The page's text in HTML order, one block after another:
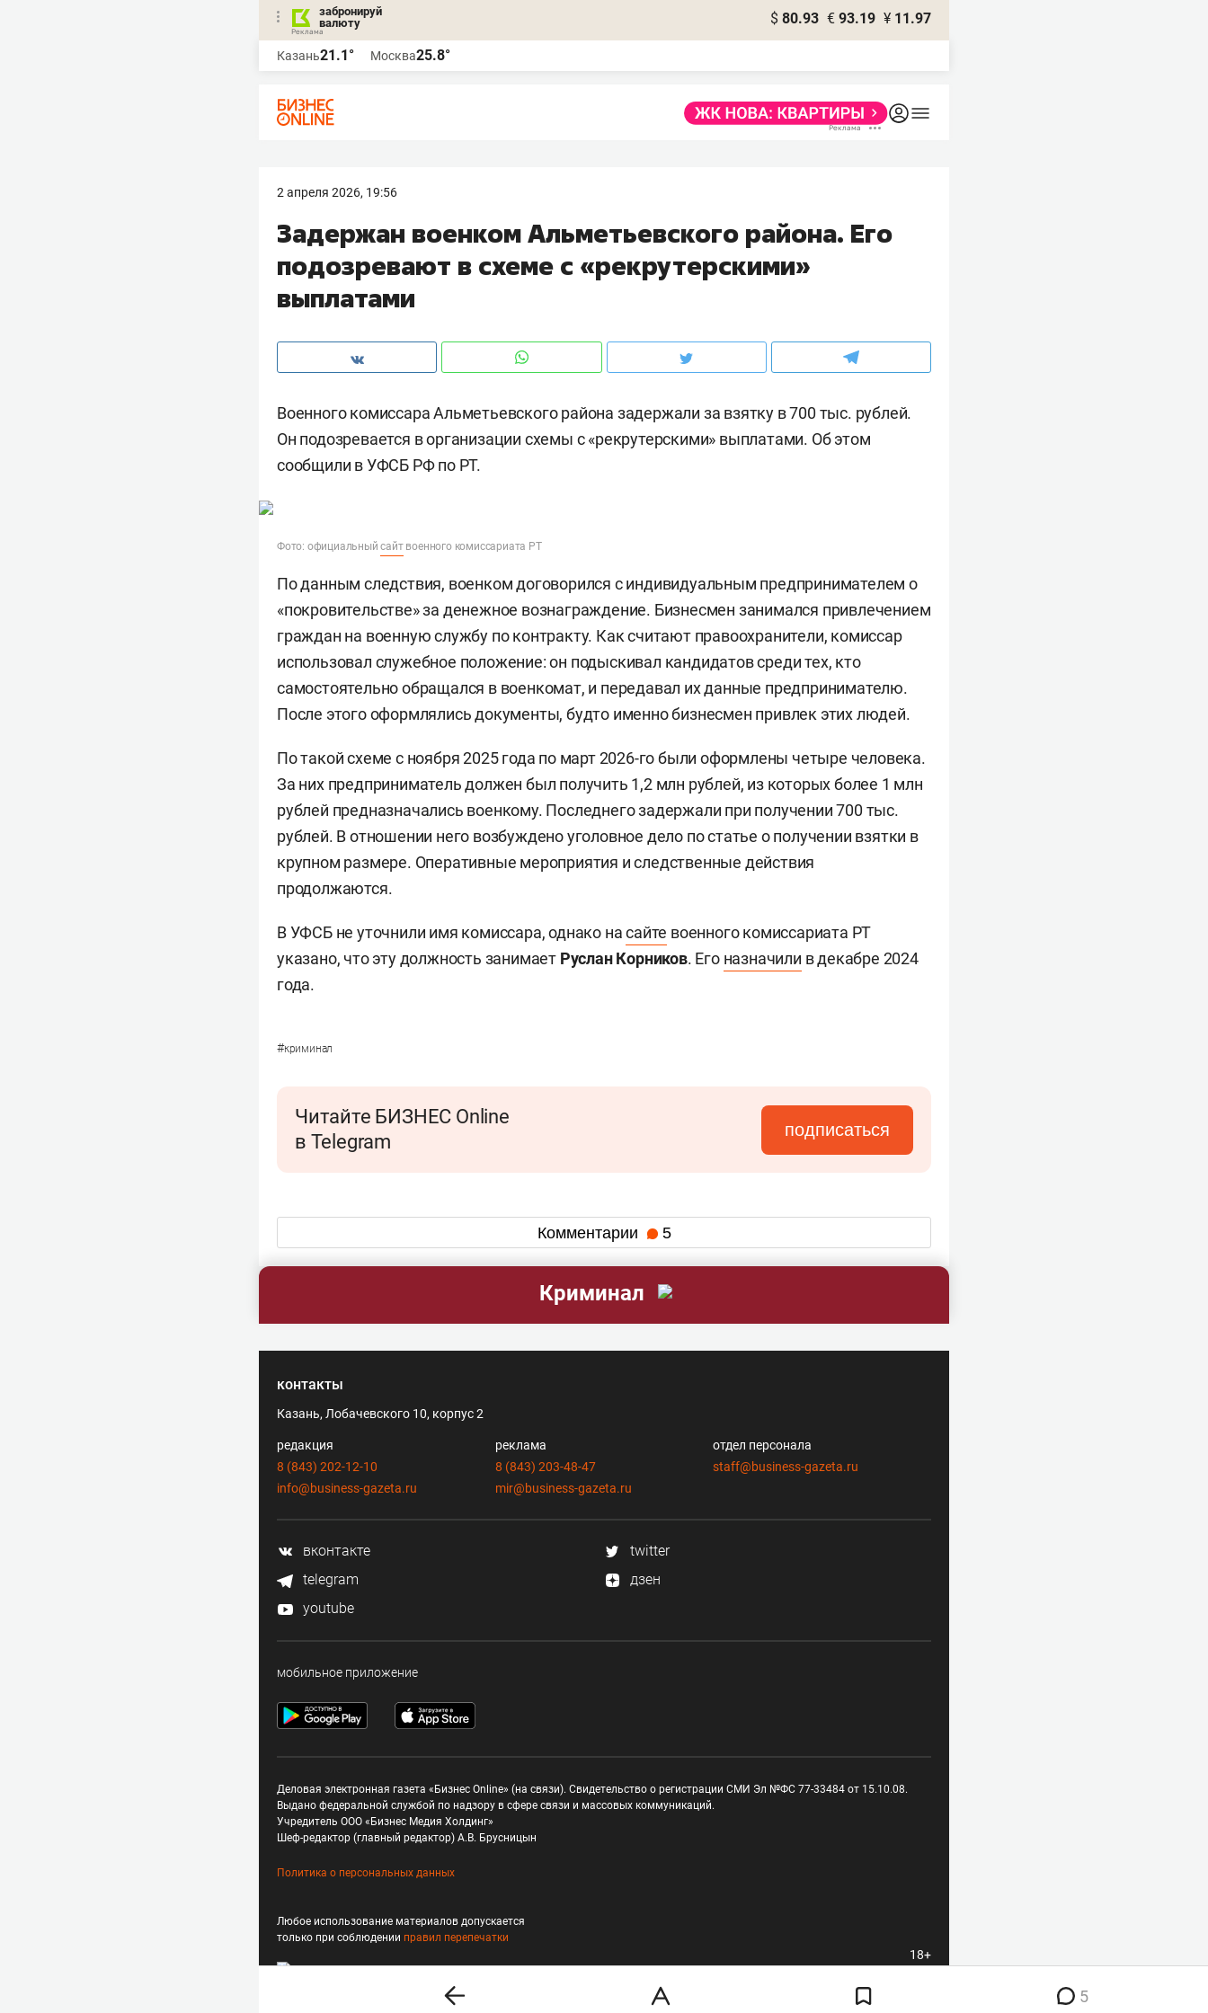
забронируй
валюту
$ 80.93 € 93.19 ¥ 11.97
Казань21.1° Москва25.8°
2 апреля 2026, 19:56
Задержан военком Альметьевского района. Его
подозревают в схеме с «рекрутерскими»
выплатами
Военного комиссара Альметьевского района задержали за взятку в 700 тыс. рублей.
Он подозревается в организации схемы с «рекрутерскими» выплатами. Об этом
сообщили в УФСБ РФ по РТ.
Фото: официальныйсайтвоенного комиссариата РТ
По данным следствия, военком договорился с индивидуальным предпринимателем о
«покровительстве» за денежное вознаграждение. Бизнесмен занимался привлечением
граждан на военную службу по контракту. Как считают правоохранители, комиссар
использовал служебное положение: он подыскивал кандидатов среди тех, кто
самостоятельно обращался в военкомат, и передавал их данные предпринимателю.
После этого оформлялись документы, будто именно бизнесмен привлек этих людей.
По такой схеме с ноября 2025 года по март 2026-го были оформлены четыре человека.
За них предприниматель должен был получить 1,2 млн рублей, из которых более 1 млн
рублей предназначались военкому. Последнего задержали при получении 700 тыс.
рублей. В отношении него возбуждено уголовное дело по статье о получении взятки в
крупном размере. Оперативные мероприятия и следственные действия
продолжаются.
В УФСБ не уточнили имя комиссара, однако насайте военного комиссариата РТ
указано, что эту должность занимает Руслан Корников. Его назначили в декабре 2024
года.
#криминал
Читайте БИЗНЕС Online
в Telegram
подписаться
Комментарии 5
5
Криминал
контакты
Казань, Лобачевского 10, корпус 2
редакция
8 (843) 202-12-10
info@business-gazeta.ru
реклама
8 (843) 203-48-47
mir@business-gazeta.ru
отдел персонала
staff@business-gazeta.ru
вконтакте
twitter
telegram
дзен
youtube
мобильное приложение
Деловая электронная газета «Бизнес Online» (на связи). Свидетельство о регистрации СМИ Эл №ФС 77-33484 от 15.10.08.
Выдано федеральной службой по надзору в сфере связи и массовых коммуникаций.
Учредитель ООО «Бизнес Медия Холдинг»
Шеф-редактор (главный редактор) А.В. Брусницын
Политика о персональных данных
Любое использование материалов допускается
только при соблюдении правил перепечатки
18+